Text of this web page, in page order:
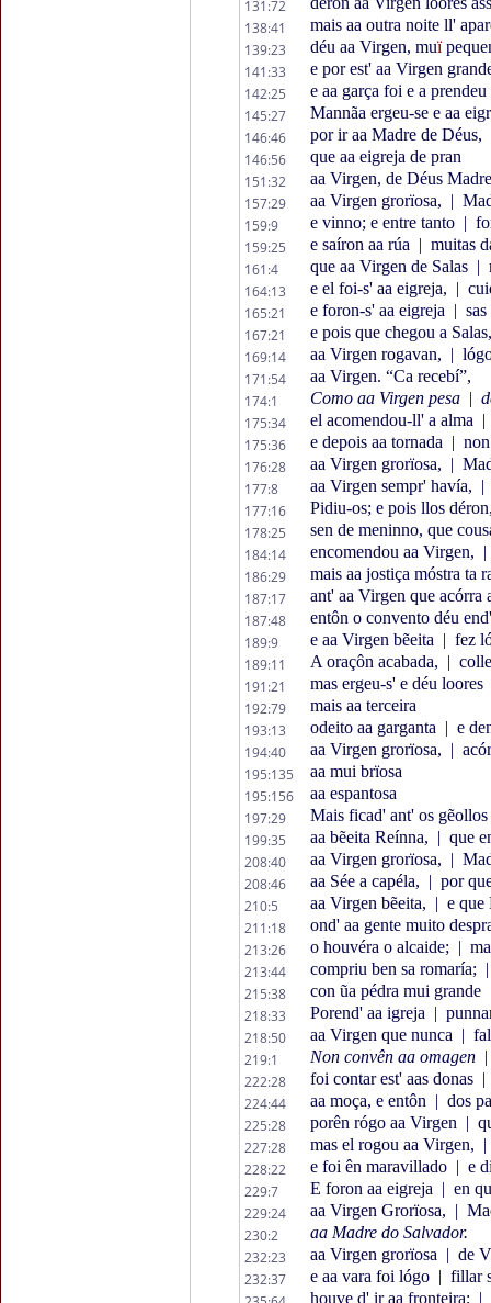
131:72
138:41
mais aa outra noite ll'
139:23
déu aa Virgen, muï
141:33
e por est' aa Virgen
142:25
e aa garça foi e a prendeu
145:27
Mannãa ergeu-se e aa
146:46
por ir aa Madre de Déus,
146:56
que aa eigreja de pran
151:32
aa Virgen, de Déus
157:29
aa Virgen grorïosa, |
159:9
e vinno; e entre tanto |
159:25
e saíron aa rúa | muitas
161:4
que aa Virgen de Salas |
164:13
e el foi-s' aa eigreja, |
165:21
e foron-s' aa eigreja |
167:21
e pois que chegou a
169:14
aa Virgen rogavan, |
171:54
aa Virgen. “Ca recebí”,
174:1
Como aa Virgen pesa |
175:34
el acomendou-ll' a alma |
175:36
e depois aa tornada |
176:28
aa Virgen grorïosa, |
177:8
aa Virgen sempr' havía, |
177:16
Pidiu-os; e pois llos
178:25
sen de meninno, que
184:14
encomendou aa Virgen, |
186:29
mais aa jostiça móstra ta
187:17
ant' aa Virgen que acórra
187:48
entôn o convento déu
189:9
e aa Virgen bẽeita | fez
189:11
A oraçôn acabada, |
191:21
mas ergeu-s' e déu loores
192:79
mais aa terceira
193:13
odeito aa garganta | e
194:40
aa Virgen grorïosa, |
195:135
aa mui brïosa
195:156
aa espantosa
197:29
Mais ficad' ant' os gẽollos
199:35
aa bẽeita Reínna, | que
208:40
aa Virgen grorïosa, |
208:46
aa Sée a capéla, | por
210:5
aa Virgen bẽeita, | e que
211:18
ond' aa gente muito
213:26
o houvéra o alcaide; |
213:44
compriu ben sa romaría; |
215:38
con ũa pédra mui grande
218:33
Porend' aa igreja |
218:50
aa Virgen que nunca |
219:1
Non convên aa omagen |
222:28
foi contar est' aas donas |
224:44
aa moça, e entôn | dos
225:28
porên rógo aa Virgen |
227:28
mas el rogou aa Virgen, |
228:22
e foi ên maravillado | e
229:7
E foron aa eigreja | en
229:24
aa Virgen Grorïosa, |
230:2
aa Madre do Salvador.
232:23
aa Virgen grorïosa | de
232:37
e aa vara foi lógo | fillar
houve d' ir aa fronteira; |